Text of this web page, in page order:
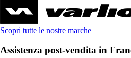
Scopri tutte le nostre marche
Assistenza post-vendita in